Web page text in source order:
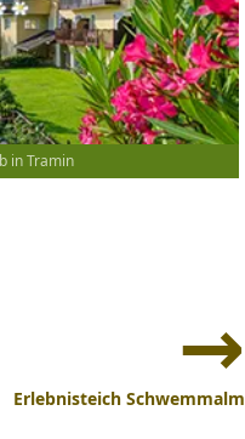
in Tramin
Erlebnisteich Schwemmalm